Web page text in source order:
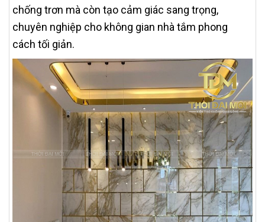
chống trơn mà còn tạo cảm giác sang trọng,
chuyên nghiệp cho không gian nhà tắm phong
cách tối giản.